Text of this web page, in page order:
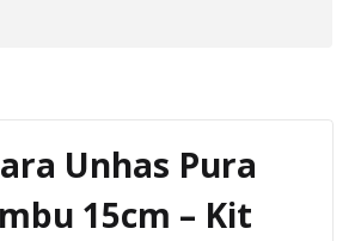
Unhas Pura
15cm – Kit